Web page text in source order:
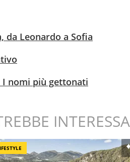
Leonardo a Sofia
I nomi più gettonati